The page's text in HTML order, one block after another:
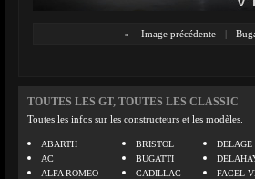
« Image précédente |
TOUTES LES GT, TOUTES LES CLASSIC
Toutes les infos sur les constructeurs et les modèles.
ABARTH
AC
ALFA ROMEO
BRISTOL
BUGATTI
CADILLAC
DELAGE
FACEL